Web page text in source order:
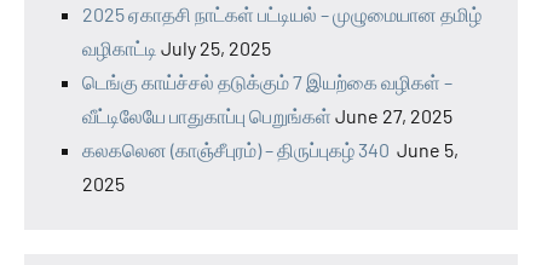
2025 ஏகாதசி நாட்கள் பட்டியல் – முழுமையான தமிழ்
வழிகாட்டி July 25, 2025
டெங்கு காய்ச்சல் தடுக்கும் 7 இயற்கை வழிகள் –
வீட்டிலேயே பாதுகாப்பு பெறுங்கள் June 27, 2025
கலகலென (காஞ்சீபுரம்) – திருப்புகழ் 340 June 5,
2025